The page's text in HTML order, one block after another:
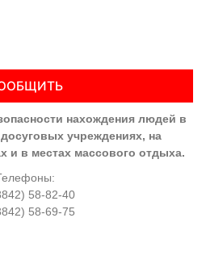
нахождения людей в
учреждениях, на
и в местах массового отдыха.
58-82-40
58-69-75